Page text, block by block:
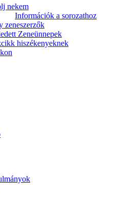
nekem
Információk a sorozathoz
zeneszerzők
Zeneünnepek
hiszékenyeknek